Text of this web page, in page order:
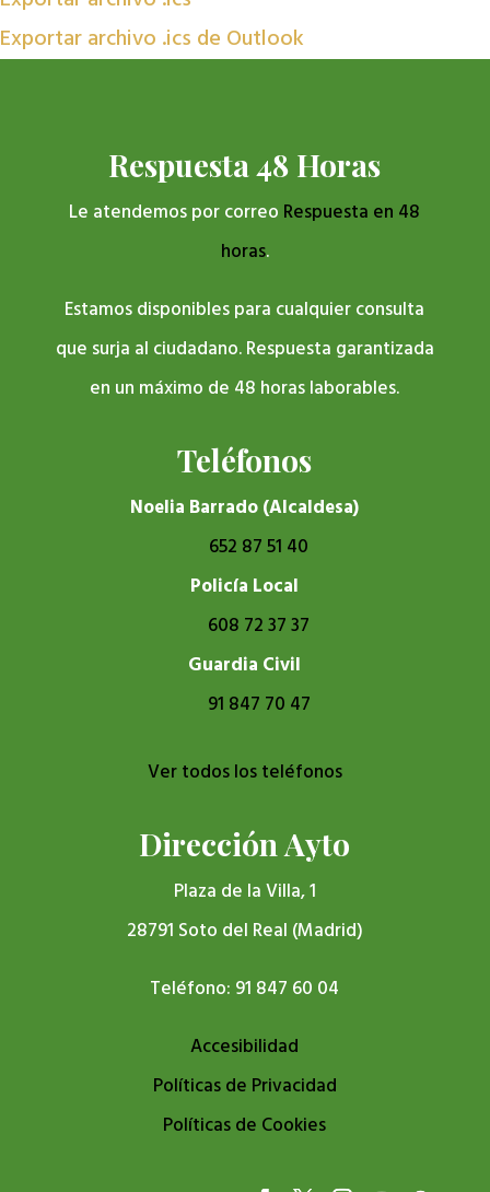
Exportar archivo .ics de Outlook
Respuesta 48 Horas
Le atendemos por correo Respuesta en 48
horas.
Estamos disponibles para cualquier consulta
que surja al ciudadano. Respuesta garantizada
en un máximo de 48 horas laborables.
Teléfonos
Noelia Barrado (Alcaldesa)
652 87 51 40
Policía Local
608 72 37 37
Guardia Civil
91 847 70 47
Ver todos los teléfonos
Dirección Ayto
Plaza de la Villa, 1
28791 Soto del Real (Madrid)
Teléfono: 91 847 60 04
Accesibilidad
Políticas de Privacidad
Políticas de Cookies